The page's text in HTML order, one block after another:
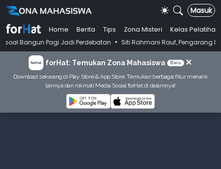
Masuk
Home Berita Tips Zona Misteri
Kelas Pelatihan
Pagi Jadi Perdebatan • Siti Rahmani Rauf, Pengarang Buku
forHat: Temukan Zona Mahasiswa Baru ×
Download sekarang di Play Store & App Store. Temukan berbagai fitur menarik
lainnya dan nikmati Media Sosial forHat di dalamnya!